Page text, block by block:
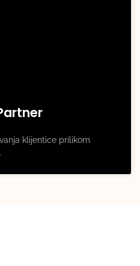
klijentice prilikom